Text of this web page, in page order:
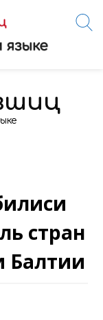
стран
Балтии